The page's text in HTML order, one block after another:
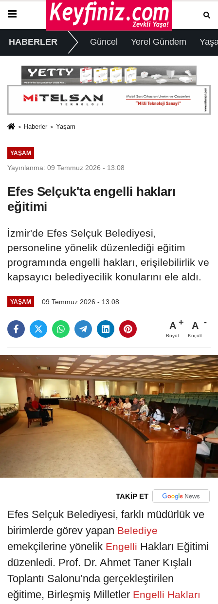
HABERLER Güncel Yerel Gündem
Haberler Yaşam
YAŞAM
Yayınlanma: 09 Temmuz 2026 - 13:08
Efes Selçuk'ta engelli hakları
eğitimi
İzmir'de Efes Selçuk Belediyesi,
personeline yönelik düzenlediği eğitim
programında engelli hakları, erişilebilirlik ve
kapsayıcı belediyecilik konularını ele aldı.
YAŞAM 09 Temmuz 2026 - 13:08
A
Büyüt
A
Küçült
TAKİP ET
Efes Selçuk Belediyesi, farklı müdürlük ve
birimlerde görev yapan Belediye
emekçilerine yönelik Engelli Hakları Eğitimi
düzenledi. Prof. Dr. Ahmet Taner Kışlalı
Toplantı Salonu’nda gerçekleştirilen
eğitime, Birleşmiş Milletler Engelli Hakları